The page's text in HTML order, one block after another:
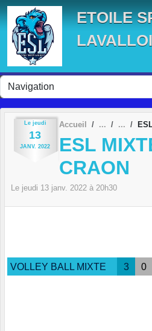
ETOILE
Le jeudi
13
JANV. 2022
Accueil
ESL
CRAON
Le jeudi 13 janv. 2022 à 20h30
VOLLEY BALL MIXTE 3 0
Panneau de gestion des cookies